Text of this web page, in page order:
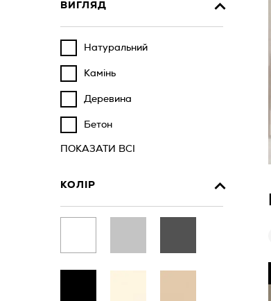
ВИГЛЯД
Натуральний
Камінь
Деревина
Бетон
ПОКАЗАТИ ВСІ
КОЛІР